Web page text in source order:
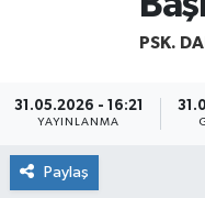
PSK.
31.05.2026 - 16:21
YAYINLANMA
Paylaş